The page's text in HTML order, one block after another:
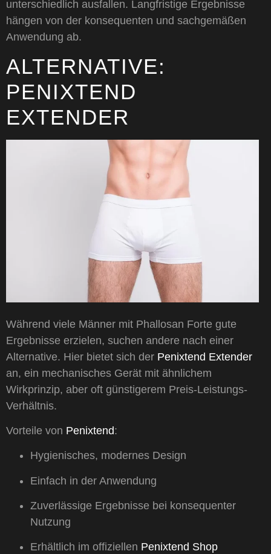
unterschiedlich ausfallen. Langfristige Ergebnisse
hängen von der konsequenten und sachgemäßen
Anwendung ab.
ALTERNATIVE:
PENIXTEND
EXTENDER
Während viele Männer mit Phallosan Forte gute
Ergebnisse erzielen, suchen andere nach einer
Alternative. Hier bietet sich der Penixtend Extender
an, ein mechanisches Gerät mit ähnlichem
Wirkprinzip, aber oft günstigerem Preis-Leistungs-
Verhältnis.
Vorteile von Penixtend:
Hygienisches, modernes Design
Einfach in der Anwendung
Zuverlässige Ergebnisse bei konsequenter
Nutzung
Erhältlich im offiziellen Penixtend Shop